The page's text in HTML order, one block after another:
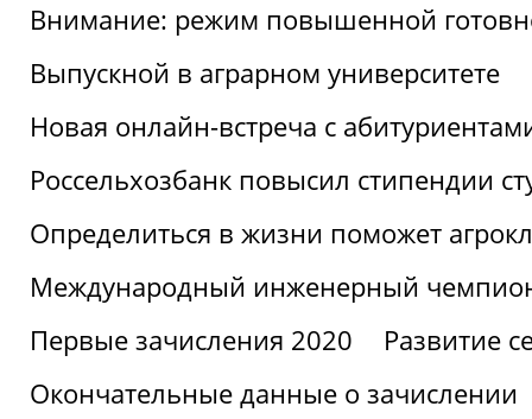
Внимание: режим повышенной
Выпускной в аграрном университете
Новая онлайн-встреча с
Россельхозбанк повысил стипендии
Определиться в жизни поможет
Международный инженерный
Первые зачисления 2020
Развитие
Окончательные данные о зачислении